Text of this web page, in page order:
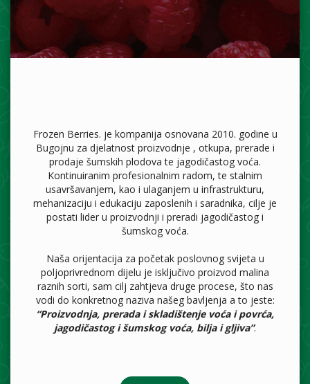
Frozen Berries. je kompanija osnovana 2010. godine u
Bugojnu za djelatnost proizvodnje , otkupa, prerade i
prodaje šumskih plodova te jagodičastog voća.
Kontinuiranim profesionalnim radom, te stalnim
usavršavanjem, kao i ulaganjem u infrastrukturu,
mehanizaciju i edukaciju zaposlenih i saradnika, cilje je
postati lider u proizvodnji i preradi jagodičastog i
šumskog voća.
Naša orijentacija za početak poslovnog svijeta u
poljoprivrednom dijelu je isključivo proizvod malina
raznih sorti, sam cilj zahtjeva druge procese, što nas
vodi do konkretnog naziva našeg bavljenja a to jeste:
“Proizvodnja, prerada i skladištenje voća i povrća,
jagodičastog i šumskog voća, bilja i gljiva”.